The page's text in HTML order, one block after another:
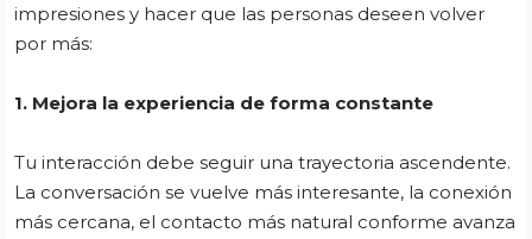
impresiones y hacer que las personas deseen volver
por más:
1. Mejora la experiencia de forma constante
Tu interacción debe seguir una trayectoria ascendente.
La conversación se vuelve más interesante, la conexión
más cercana, el contacto más natural conforme avanza